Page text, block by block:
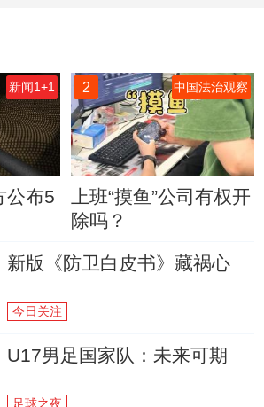
新闻1+1
公布5
2 中国法治观察
上班“摸鱼”公司有权开
除吗？
新版《防卫白皮书》藏祸心
今日关注
U17男足国家队：未来可期
足球之夜